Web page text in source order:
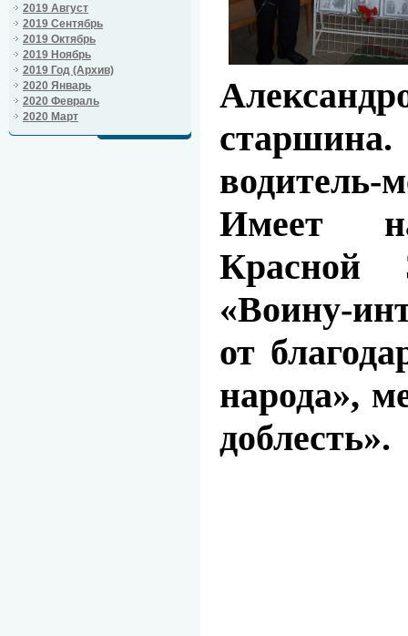
2019 Август
2019 Сентябрь
2019 Октябрь
2019 Ноябрь
2019 Год (Архив)
2020 Январь
2020 Февраль
2020 Март
Имеет
Красной
«Воину-
от
народа»,
доблесть».